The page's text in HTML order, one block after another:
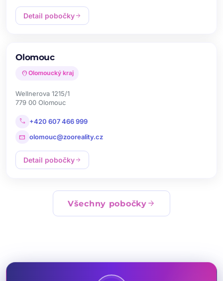
Detail pobočkyarrow_forward
Olomouc
location_on Olomoucký kraj
Wellnerova 1215/1
779 00 Olomouc
call +420 607 466 999
mail olomouc@zooreality.cz
Detail pobočkyarrow_forward
Všechny pobočky arrow_forward